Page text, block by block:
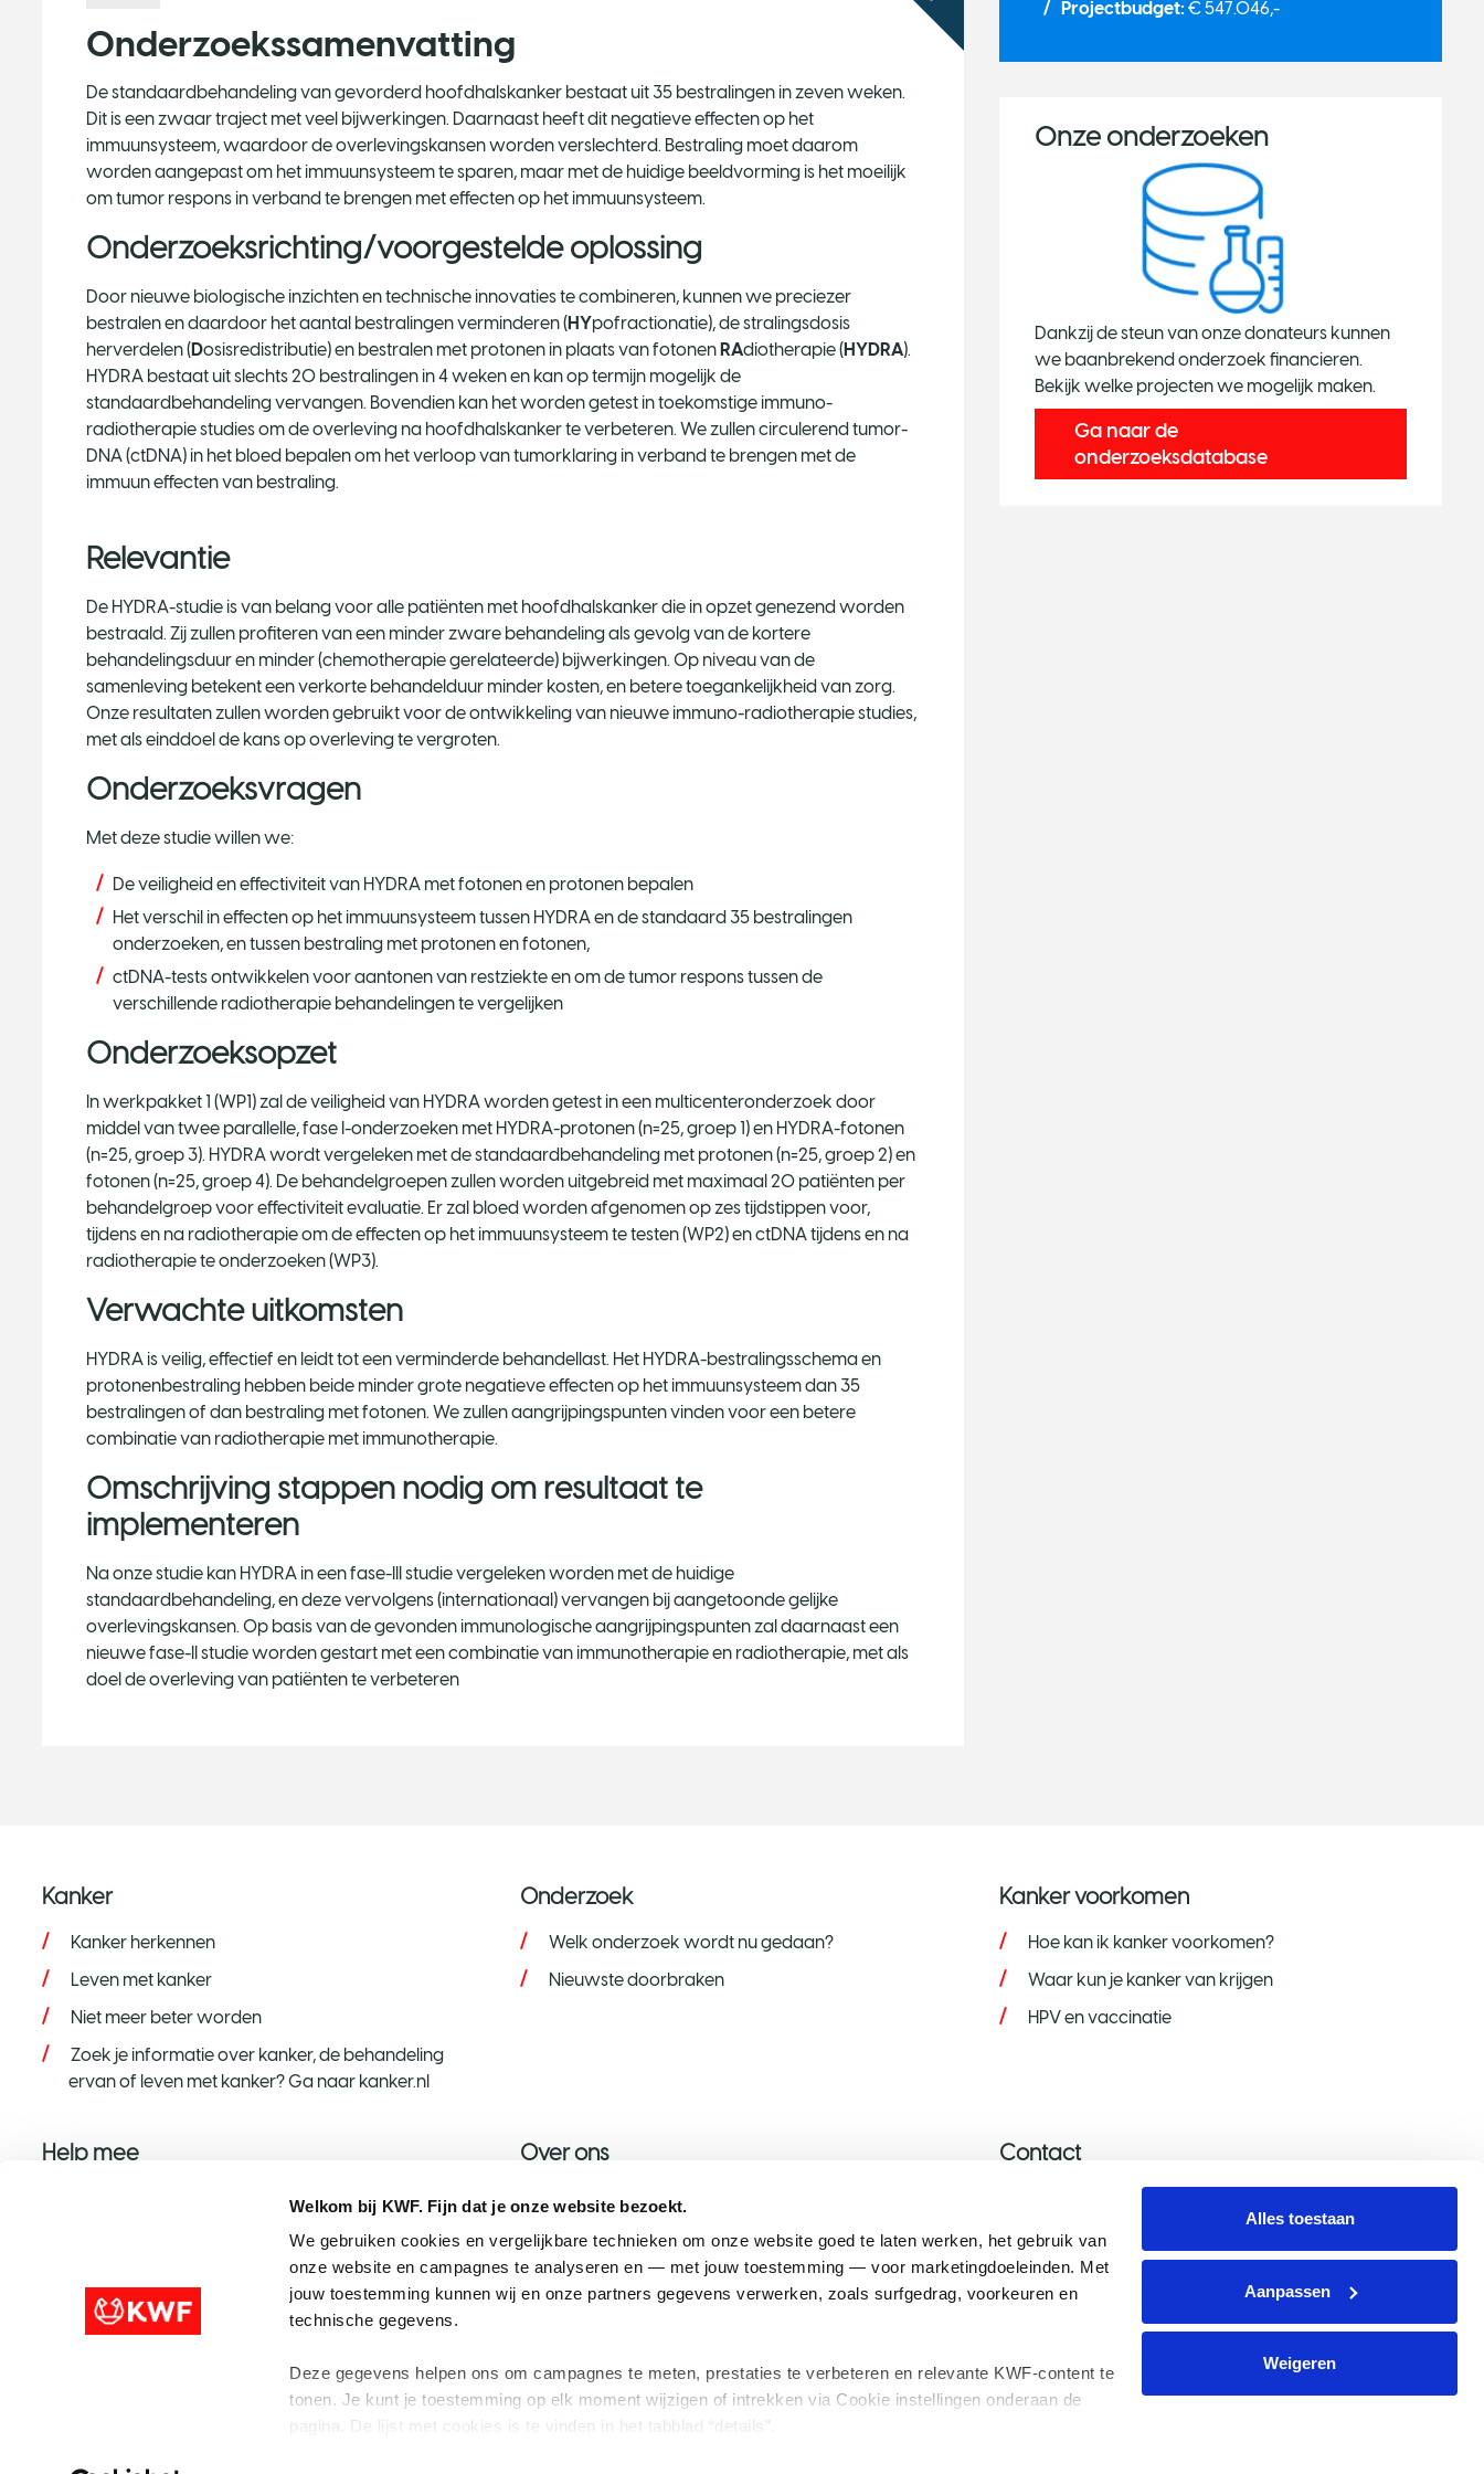
Welkom bij KWF. Fijn dat je onze website bezoekt.
We gebruiken cookies en vergelijkbare technieken om onze website goed te laten werken, het gebruik van
onze website en campagnes te analyseren en — met jouw toestemming — voor marketingdoeleinden. Met
jouw toestemming kunnen wij en onze partners gegevens verwerken, zoals surfgedrag, voorkeuren en
technische gegevens.
Deze gegevens helpen ons om campagnes te meten, prestaties te verbeteren en relevante KWF-content te
tonen. Je kunt je toestemming op elk moment wijzigen of intrekken via Cookie instellingen onderaan de
pagina. De lijst met cookies is te vinden in het tabblad “details”.
Alles toestaan
Aanpassen
Weigeren
Onderzoekssamenvatting
De standaardbehandeling van gevorderd hoofdhalskanker bestaat uit 35 bestralingen in zeven weken.
Dit is een zwaar traject met veel bijwerkingen. Daarnaast heeft dit negatieve effecten op het
immuunsysteem, waardoor de overlevingskansen worden verslechterd. Bestraling moet daarom
worden aangepast om het immuunsysteem te sparen, maar met de huidige beeldvorming is het moeilijk
om tumor respons in verband te brengen met effecten op het immuunsysteem.
Onderzoeksrichting/voorgestelde oplossing
Door nieuwe biologische inzichten en technische innovaties te combineren, kunnen we preciezer
bestralen en daardoor het aantal bestralingen verminderen (HYpofractionatie), de stralingsdosis
herverdelen (Dosisredistributie) en bestralen met protonen in plaats van fotonenRAdiotherapie (HYDRA).
HYDRA bestaat uit slechts 20 bestralingen in 4 weken en kan op termijn mogelijk de
standaardbehandeling vervangen. Bovendien kan het worden getest in toekomstige immuno-
radiotherapie studies om de overleving na hoofdhalskanker te verbeteren. We zullen circulerend tumor-
DNA (ctDNA) in het bloed bepalen om het verloop van tumorklaring in verband te brengen met de
immuun effecten van bestraling.
Relevantie
De HYDRA-studie is van belang voor alle patiënten met hoofdhalskanker die in opzet genezend worden
bestraald. Zij zullen profiteren van een minder zware behandeling als gevolg van de kortere
behandelingsduur en minder (chemotherapie gerelateerde) bijwerkingen. Op niveau van de
samenleving betekent een verkorte behandelduur minder kosten, en betere toegankelijkheid van zorg.
Onze resultaten zullen worden gebruikt voor de ontwikkeling van nieuwe immuno-radiotherapie studies,
met als einddoel de kans op overleving te vergroten.
Onderzoeksvragen
Met deze studie willen we:
De veiligheid en effectiviteit van HYDRA met fotonen en protonen bepalen
Het verschil in effecten op het immuunsysteem tussen HYDRA en de standaard 35 bestralingen
onderzoeken, en tussen bestraling met protonen en fotonen,
ctDNA-tests ontwikkelen voor aantonen van restziekte en om de tumor respons tussen de
verschillende radiotherapie behandelingen te vergelijken
Onderzoeksopzet
In werkpakket 1 (WP1) zal de veiligheid van HYDRA worden getest in een multicenteronderzoek door
middel van twee parallelle, fase I-onderzoeken met HYDRA-protonen (n=25, groep 1) en HYDRA-fotonen
(n=25, groep 3). HYDRA wordt vergeleken met de standaardbehandeling met protonen (n=25, groep 2) en
fotonen (n=25, groep 4). De behandelgroepen zullen worden uitgebreid met maximaal 20 patiënten per
behandelgroep voor effectiviteit evaluatie. Er zal bloed worden afgenomen op zes tijdstippen voor,
tijdens en na radiotherapie om de effecten op het immuunsysteem te testen (WP2) en ctDNA tijdens en na
radiotherapie te onderzoeken (WP3).
Verwachte uitkomsten
HYDRA is veilig, effectief en leidt tot een verminderde behandellast. Het HYDRA-bestralingsschema en
protonenbestraling hebben beide minder grote negatieve effecten op het immuunsysteem dan 35
bestralingen of dan bestraling met fotonen. We zullen aangrijpingspunten vinden voor een betere
combinatie van radiotherapie met immunotherapie.
Omschrijving stappen nodig om resultaat te
implementeren
Na onze studie kan HYDRA in een fase-III studie vergeleken worden met de huidige
standaardbehandeling, en deze vervolgens (internationaal) vervangen bij aangetoonde gelijke
overlevingskansen. Op basis van de gevonden immunologische aangrijpingspunten zal daarnaast een
nieuwe fase-II studie worden gestart met een combinatie van immunotherapie en radiotherapie, met als
doel de overleving van patiënten te verbeteren
Projectbudget: € 547.046,-
Onze onderzoeken
Dankzij de steun van onze donateurs kunnen
we baanbrekend onderzoek financieren.
Bekijk welke projecten we mogelijk maken.
Ga naar de
onderzoeksdatabase
Kanker
Kanker herkennen
Leven met kanker
Niet meer beter worden
Zoek je informatie over kanker, de behandeling
ervan of leven met kanker? Ga naar kanker.nl
Onderzoek
Welk onderzoek wordt nu gedaan?
Nieuwste doorbraken
Kanker voorkomen
Hoe kan ik kanker voorkomen?
Waar kun je kanker van krijgen
HPV en vaccinatie
Help mee
Steun met een grote gift
Over ons
Over KWF
Nieuws
Onze ambassadeurs
Contact
Donatie wijzigen/opzeggen
Aanmelden nieuwsbrief